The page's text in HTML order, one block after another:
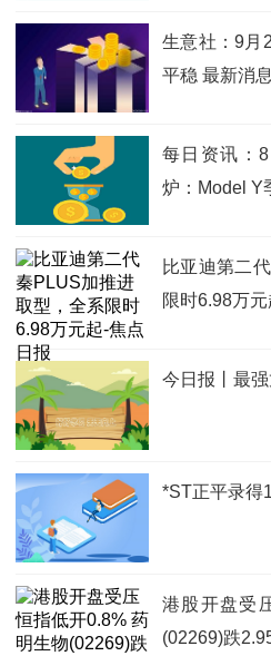
生意社：9月
平稳 最新消息
每日资讯：
炉：Model Y
比亚迪第二
限时6.98万
今日报丨最
*ST正平录得
港股开盘受
(02269)跌